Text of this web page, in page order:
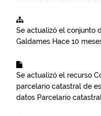
Se actualizó el conjunto
Galdames Hace 10
Se actualizó el recurso
parcelario catastral de
datos Parcelario